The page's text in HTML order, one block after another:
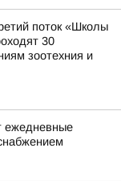
поток «Школы
30
зоотехния и
ежедневные